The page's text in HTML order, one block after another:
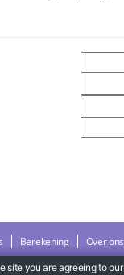
Berekening Over ons
site you are agreeing to our